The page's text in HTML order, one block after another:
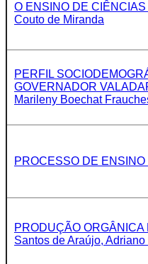
O ENSINO DE
Couto de Miranda
PERFIL
GOVERNADOR
Marileny Boechat
PROCESSO DE
PRODUÇÃO
Santos de Araújo,